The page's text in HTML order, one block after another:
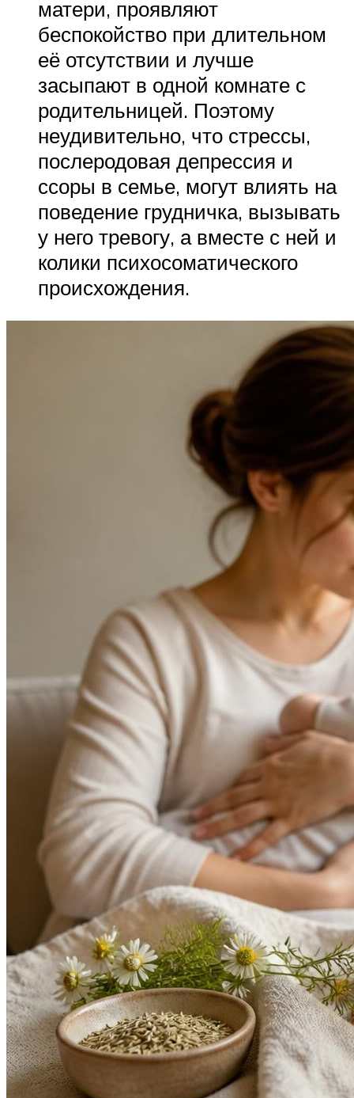
матери, проявляют
беспокойство при длительном
её отсутствии и лучше
засыпают в одной комнате с
родительницей. Поэтому
неудивительно, что стрессы,
послеродовая депрессия и
ссоры в семье, могут влиять на
поведение грудничка, вызывать
у него тревогу, а вместе с ней и
колики психосоматического
происхождения.